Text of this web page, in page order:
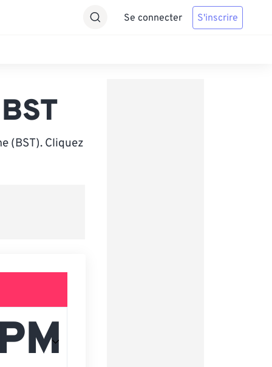
Se connecter S'inscrire
(BST). Cliquez